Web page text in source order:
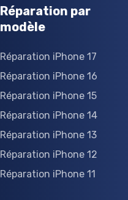
Réparation par
modèle
Réparation iPhone 17
Réparation iPhone 16
Réparation iPhone 15
Réparation iPhone 14
Réparation iPhone 13
Réparation iPhone 12
Réparation iPhone 11